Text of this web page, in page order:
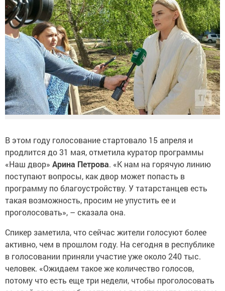
В этом году голосование стартовало 15 апреля и
продлится до 31 мая, отметила куратор программы
«Наш двор» Арина Петрова. «К нам на горячую линию
поступают вопросы, как двор может попасть в
программу по благоустройству. У татарстанцев есть
такая возможность, просим не упустить ее и
проголосовать», – сказала она.
Спикер заметила, что сейчас жители голосуют более
активно, чем в прошлом году. На сегодня в республике
в голосовании приняли участие уже около 240 тыс.
человек. «Ожидаем такое же количество голосов,
потому что есть еще три недели, чтобы проголосовать